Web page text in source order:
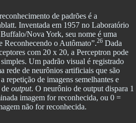
de padrões é a
Inventada em 1957 no Laboratório
Nova York, seu nome é uma
Reconhecendo o Autômato”.26 Dada
com 20 x 20, a Perceptron pode
Um padrão visual é registrado
rede de neurônios artificiais que são
repetição de imagens semelhantes e
output. O neurônio de output dispara 1
imagem for reconhecida, ou 0 =
não for reconhecida.